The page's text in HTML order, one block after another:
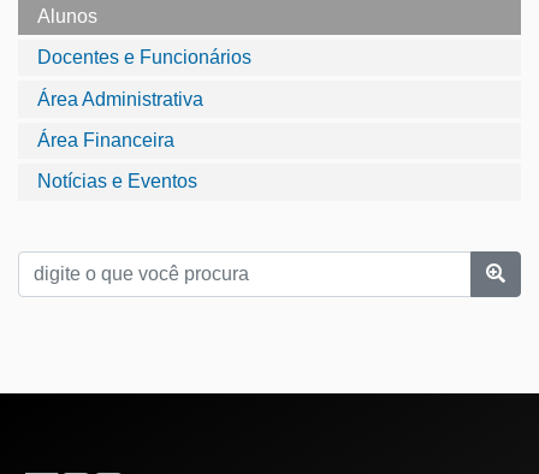
Alunos
Docentes e Funcionários
Área Administrativa
Área Financeira
Notícias e Eventos